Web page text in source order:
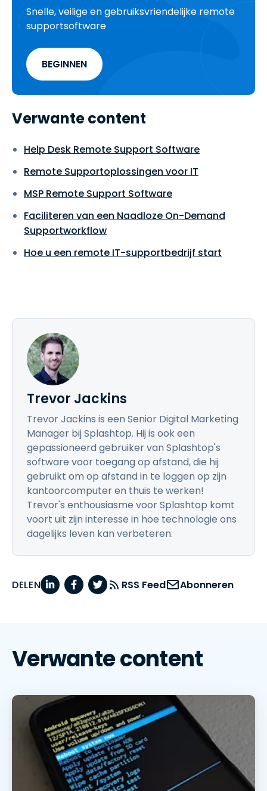
Snelle, veilige en gebruiksvriendelijke remote
supportsoftware
BEGINNEN
Verwante content
Help Desk Remote Support Software
Remote Supportoplossingen voor IT
MSP Remote Support Software
Faciliteren van een Naadloze On-Demand
Supportworkflow
Hoe u een remote IT-supportbedrijf start
Trevor Jackins
Trevor Jackins is een Senior Digital Marketing
Manager bij Splashtop. Hij is ook een
gepassioneerd gebruiker van Splashtop's
software voor toegang op afstand, die hij
gebruikt om op afstand in te loggen op zijn
kantoorcomputer en thuis te werken!
Trevor's enthousiasme voor Splashtop komt
voort uit zijn interesse in hoe technologie ons
dagelijks leven kan verbeteren.
DELEN RSS Feed Abonneren
Verwante content